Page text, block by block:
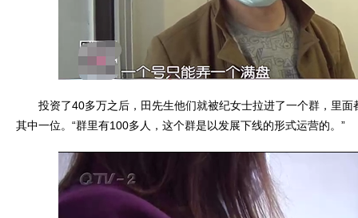
投资了40多万之后，田先生他们就被纪女士拉进了一个群，里面
其中一位。“群里有100多人，这个群是以发展下线的形式运营的。”